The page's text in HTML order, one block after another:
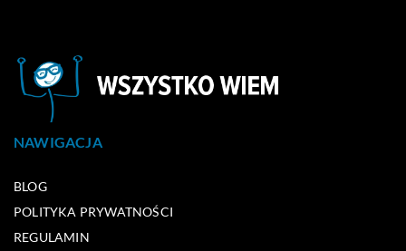
NAWIGACJA
BLOG
POLITYKA PRYWATNOŚCI
REGULAMIN